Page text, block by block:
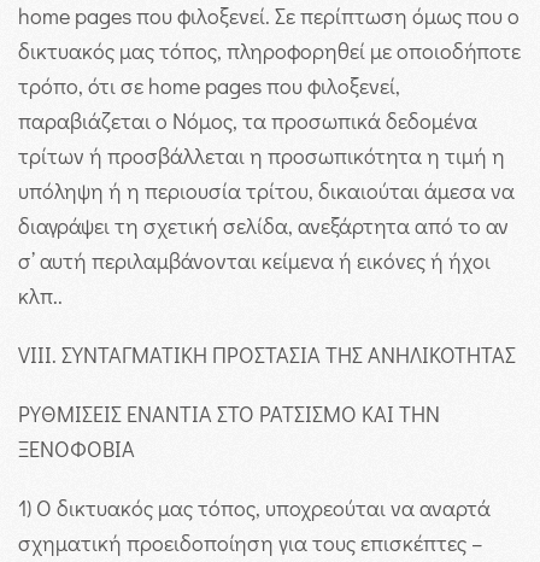
home pages που φιλοξενεί. Σε περίπτωση όμως που ο
δικτυακός μας τόπος, πληροφορηθεί με οποιοδήποτε
τρόπο, ότι σε home pages που φιλοξενεί,
παραβιάζεται ο Νόμος, τα προσωπικά δεδομένα
τρίτων ή προσβάλλεται η προσωπικότητα η τιμή η
υπόληψη ή η περιουσία τρίτου, δικαιούται άμεσα να
διαγράψει τη σχετική σελίδα, ανεξάρτητα από το αν
σ’ αυτή περιλαμβάνονται κείμενα ή εικόνες ή ήχοι
κλπ..
VIII. ΣΥΝΤΑΓΜΑΤΙΚΗ ΠΡΟΣΤΑΣΙΑ ΤΗΣ ΑΝΗΛΙΚΟΤΗΤΑΣ
ΡΥΘΜΙΣΕΙΣ ΕΝΑΝΤΙΑ ΣΤΟ ΡΑΤΣΙΣΜΟ ΚΑΙ ΤΗΝ
ΞΕΝΟΦΟΒΙΑ
1) Ο δικτυακός μας τόπος, υποχρεούται να αναρτά
σχηματική προειδοποίηση για τους επισκέπτες –